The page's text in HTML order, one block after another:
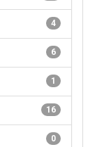
4
6
1
16
0